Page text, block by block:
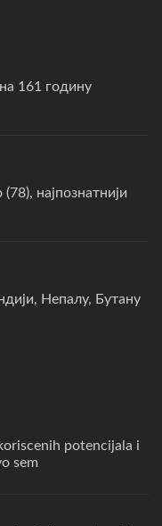
161 годину
најпознатнији
Непалу, Бутану
potencijala i
sem